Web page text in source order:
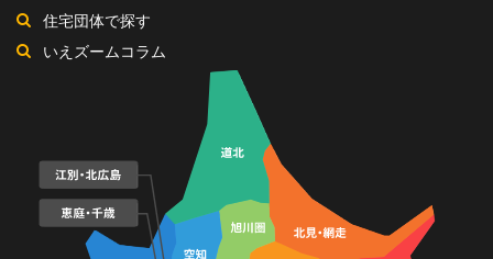
住宅団体で探す
いえズームコラム